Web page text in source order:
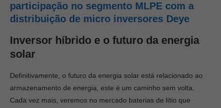
participação no segmento MLPE com a
distribuição de micro inversores Deye
Inversor híbrido e o futuro da energia
solar
Definitivamente, o futuro da energia solar está relacionado ao
armazenamento de energia, este é um caminho sem volta.
Cada vez mais, veremos no mercado baterias de lítio que